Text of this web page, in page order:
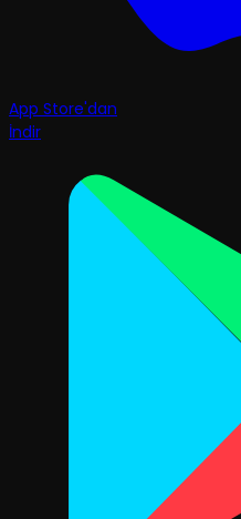
App Store'dan
İndir